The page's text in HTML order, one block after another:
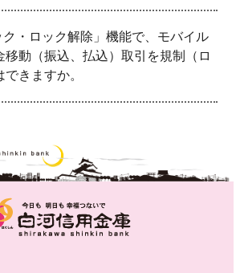
・ロック解除」機能で、モバイル
移動（振込、払込）取引を規制（ロ
きますか。